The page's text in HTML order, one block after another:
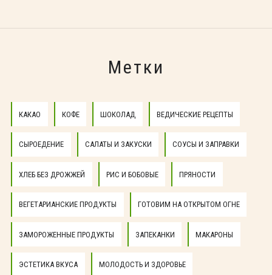
Метки
КАКАО КОФЕ ШОКОЛАД ВЕДИЧЕСКИЕ РЕЦЕПТЫ
СЫРОЕДЕНИЕ САЛАТЫ И ЗАКУСКИ СОУСЫ И ЗАПРАВКИ
ХЛЕБ БЕЗ ДРОЖЖЕЙ РИС И БОБОВЫЕ ПРЯНОСТИ
ВЕГЕТАРИАНСКИЕ ПРОДУКТЫ ГОТОВИМ НА ОТКРЫТОМ ОГНЕ
ЗАМОРОЖЕННЫЕ ПРОДУКТЫ ЗАПЕКАНКИ МАКАРОНЫ
ЭСТЕТИКА ВКУСА МОЛОДОСТЬ И ЗДОРОВЬЕ